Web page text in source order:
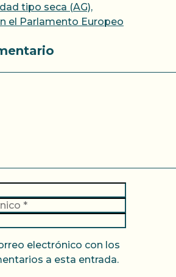
tipo seca (AG),
el Parlamento Europeo
electrónico con los
a esta entrada.